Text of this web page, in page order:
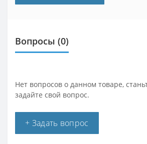
Вопросы (0)
Нет вопросов о данном товаре,
задайте свой вопрос.
+ Задать вопрос